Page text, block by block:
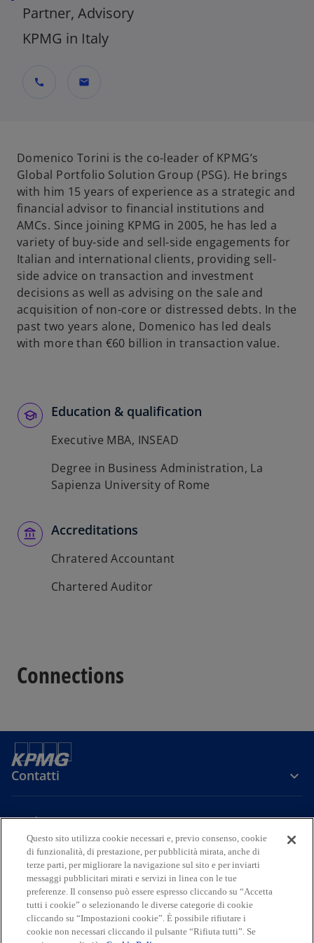
Partner, Advisory
KPMG in Italy
call mail
Domenico Torini is the co-leader of KPMG’s
Global Portfolio Solution Group (PSG). He brings
with him 15 years of experience as a strategic and
financial advisor to financial institutions and
AMCs. Since joining KPMG in 2005, he has led a
variety of buy-side and sell-side engagements for
Italian and international clients, providing sell-
side advice on transaction and investment
decisions as well as advising on the sale and
acquisition of non-core or distressed debts. In the
past two years alone, Domenico has led deals
with more than €60 billion in transaction value.
Education & qualification
Executive MBA, INSEAD
Degree in Business Administration, La
Sapienza University of Rome
Accreditations
Chratered Accountant
Chartered Auditor
Connections
Contatti
Media
Company
s
i
a
s
i
a
s
i
a
s
i
a
s
i
a
LegalPrivacyAccessibilityCookie Policy
Questo sito utilizza cookie necessari e, previo consenso, cookie
di funzionalità, di prestazione, per pubblicità mirata, anche di
terze parti, per migliorare la navigazione sul sito e per inviarti
messaggi pubblicitari mirati e servizi in linea con le tue
preferenze. Il consenso può essere espresso cliccando su “Accetta
tutti i cookie” o selezionando le diverse categorie di cookie
cliccando su “Impostazioni cookie”. È possibile rifiutare i
cookie non necessari cliccando il pulsante “Rifiuta tutti”. Se